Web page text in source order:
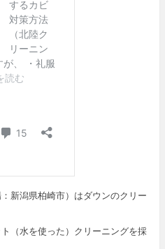
新潟県柏崎市）はダウンのクリー
（水を使った）クリーニングを採